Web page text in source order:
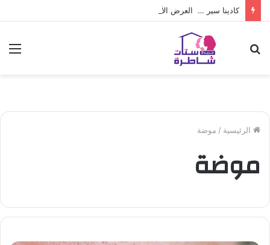
كادينا سير … العرض الأخير من ريال مدريد لـ فينيسوس جونيور
الرئيسية / موضة
موضة